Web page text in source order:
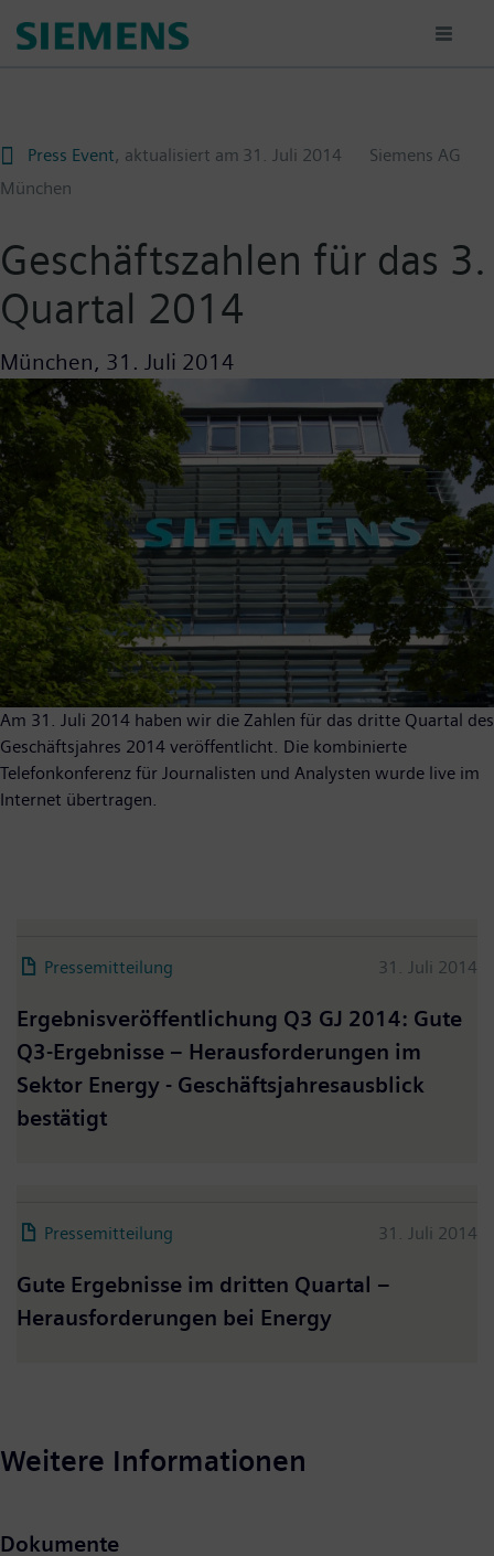
para
Press Event, aktualisiert am 31. Juli 2014
Siemens AG
München
Geschäftszahlen für das 3.
Quartal 2014
München, 31. Juli 2014
Am 31. Juli 2014 haben wir die Zahlen für das dritte Quartal des
Geschäftsjahres 2014 veröffentlicht. Die kombinierte
Telefonkonferenz für Journalisten und Analysten wurde live im
Internet übertragen.
Pressemitteilung 31. Juli 2014
Ergebnisveröffentlichung Q3 GJ 2014: Gute
Q3-Ergebnisse – Herausforderungen im
Sektor Energy - Geschäftsjahresausblick
bestätigt
Pressemitteilung 31. Juli 2014
Gute Ergebnisse im dritten Quartal –
Herausforderungen bei Energy
Weitere Informationen
Dokumente